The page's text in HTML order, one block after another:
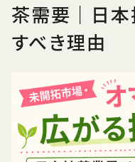
茶需要｜日
すべき理由